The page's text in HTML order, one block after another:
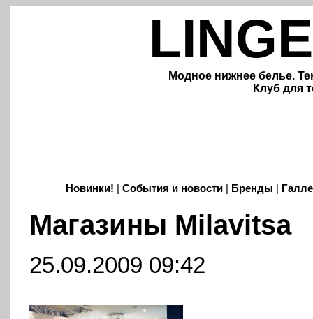
Модное нижнее белье.
Клуб для
Новинки! События и новости| Бренды
Магазины Milavitsa
25.09.2009 09:42